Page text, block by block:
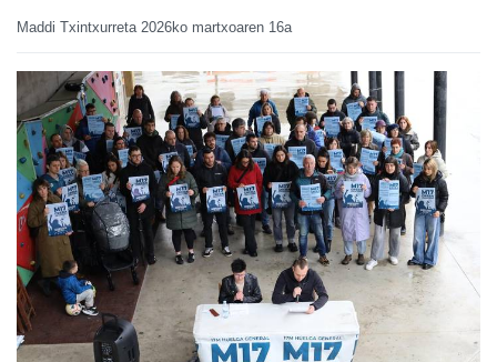
Maddi Txintxurreta 2026ko martxoaren 16a